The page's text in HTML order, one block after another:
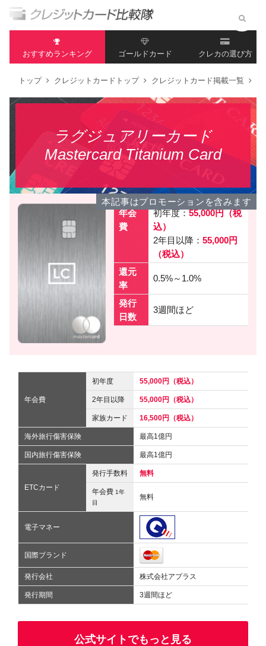
おすすめランキング ゴールドカード クレカの選び方
トップ クレジットカードトップ クレジットカード掲載一覧
ラグジュアリーカード
Mastercard Titanium Card
本記事はプロモーションを含みます
年会
費
初年度：55,000円（税
込）
2年目以降：55,000円
（税込）
還元
率
0.5%～1.0%
発行
日数
3週間ほど
年会費
初年度 55,000円（税込）
2年目以降 55,000円（税込）
家族カード 16,500円（税込）
海外旅行傷害保険 最高1億円
国内旅行傷害保険 最高1億円
ETCカード
発行手数料 無料
年会費 1年
目
無料
電子マネー
国際ブランド
発行会社 株式会社アプラス
発行期間 3週間ほど
公式サイトでもっと見る